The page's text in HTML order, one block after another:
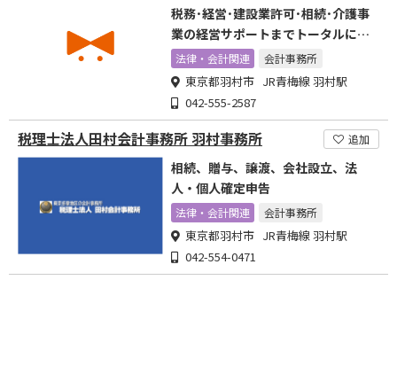
税務･経営･建設業許可･相続･介護事
業の経営サポートまでトータルに承
ります｡
法律・会計関連 会計事務所
東京都羽村市 JR青梅線 羽村駅
042-555-2587
税理士法人田村会計事務所 羽村事務所 追加
相続、贈与、譲渡、会社設立、法
人・個人確定申告
法律・会計関連 会計事務所
東京都羽村市 JR青梅線 羽村駅
042-554-0471